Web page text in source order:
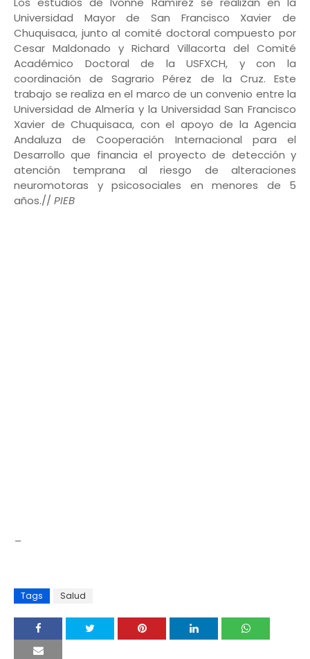
Universidad Mayor de San Francisco Xavier de
Chuquisaca, junto al comité doctoral compuesto por
Cesar Maldonado y Richard Villacorta del Comité
Académico Doctoral de la USFXCH, y con la
coordinación de Sagrario Pérez de la Cruz. Este
trabajo se realiza en el marco de un convenio entre la
Universidad de Almería y la Universidad San Francisco
Xavier de Chuquisaca, con el apoyo de la Agencia
Andaluza de Cooperación Internacional para el
Desarrollo que financia el proyecto de detección y
atención temprana al riesgo de alteraciones
neuromotoras y psicosociales en menores de 5
años.// PIEB
Tags Salud